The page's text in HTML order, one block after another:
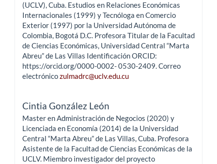
(UCLV), Cuba. Estudios en Relaciones Económicas
Internacionales (1999) y Tecnóloga en Comercio
Exterior (1997) por la Universidad Autónoma de
Colombia, Bogotá D.C. Profesora Titular de la Facultad
de Ciencias Económicas, Universidad Central “Marta
Abreu” de Las Villas Identificación ORCID:
https://orcid.org/0000-0002- 0530-2409. Correo
electrónicozulmadrc@uclv.edu.cu
Cintia González León
Master en Administración de Negocios (2020) y
Licenciada en Economía (2014) de la Universidad
Central “Marta Abreu” de Las Villas, Cuba. Profesora
Asistente de la Facultad de Ciencias Económicas de la
UCLV. Miembro investigador del proyecto